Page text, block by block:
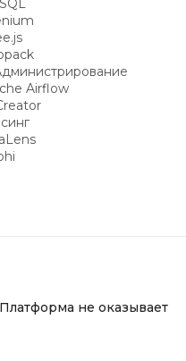
Airflow
не оказывает